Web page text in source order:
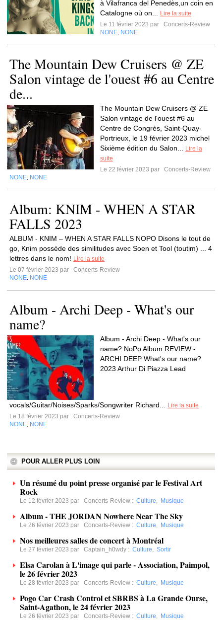
à Vilafranca del Penedès,un coin en
Catalogne où on...
Lire la suite
Le 11 février 2023 par
Concerts-Review
NONE NONE
The Mountain Dew Cruisers @ ZE
Salon vintage de l'ouest #6 au Centre
de...
The Mountain Dew Cruisers @ ZE
Salon vintage de l'ouest #6 au
Centre de Congrès, Saint-Quay-
Portrieux, le 19 février 2023 michel
Sixième édition du Salon...
Lire la
suite
Le 22 février 2023 par
Concerts-Review
NONE NONE
Album: KNIM - WHEN A STAR
FALLS 2023
ALBUM - KNIM – WHEN A STAR FALLS NOPO Disons le tout de
go, Knim possède des similitudes avec Soen et Tool (toutim) ... 4
lettres dans le nom! Lire la suite
Le 07 février 2023 par
Concerts-Review
NONE NONE
Album - Archi Deep - What's our
name?
Album - Archi Deep - What's our
name? NoPo Album REVIEW -
ARCHI DEEP What's our name?
2023 Arthur Di Piazza Lead
vocals/Guitar/Noises/Sparks/Songwriter Richard...
Lire la suite
Le 18 février 2023 par
Concerts-Review
NONE NONE
POUR ALLER PLUS LOIN
Un résumé du point presse organisé par le Festival Art
Rock
Le 12 février 2023 par Concerts-Review : Culture, Musique
Album - THE JORDAN Nowhere Near The Sky
Le 26 février 2023 par Concerts-Review : Culture, Musique
Nos meilleures salles de concert à Montréal
Le 27 février 2023 par Captain_h0wdy : Culture, Sortir
Elsa Carolan à L'image qui parle - Association, Paimpol,
le 26 février 2023
Le 28 février 2023 par Concerts-Review : Culture, Musique
Pogo Car Crash Control et SBRBS à La Grande Ourse,
Saint-Agathon, le 24 février 2023
Le 26 février 2023 par Concerts-Review : Culture, Musique